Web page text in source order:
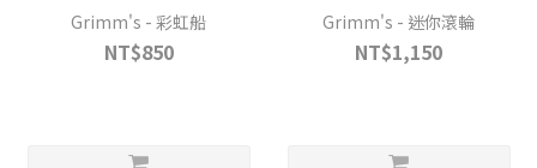
Grimm's - 彩虹船
NT$850
Grimm's - 迷你滾輪
NT$1,150